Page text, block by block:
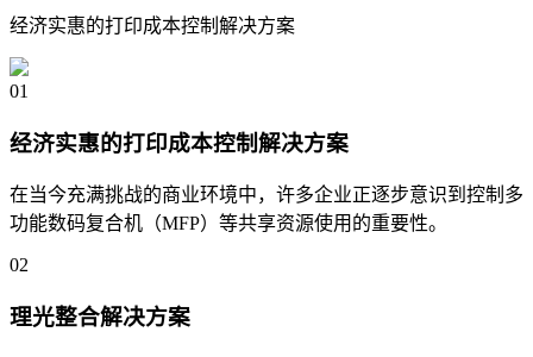
经济实惠的打印成本控制解决方案
01
经济实惠的打印成本控制解决方案
在当今充满挑战的商业环境中，许多企业正逐步意识到控制多
功能数码复合机（MFP）等共享资源使用的重要性。
02
理光整合解决方案